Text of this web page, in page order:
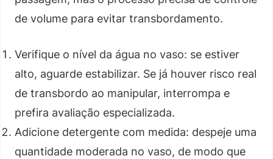
de volume para evitar transbordamento.
Verifique o nível da água no vaso: se estiver
alto, aguarde estabilizar. Se já houver risco real
de transbordo ao manipular, interrompa e
prefira avaliação especializada.
Adicione detergente com medida: despeje uma
quantidade moderada no vaso, de modo que